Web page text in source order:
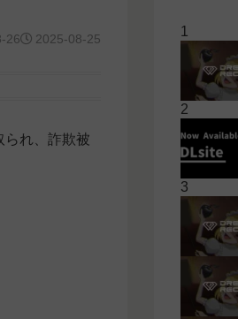
2025-08-25
26
られ、詐欺被